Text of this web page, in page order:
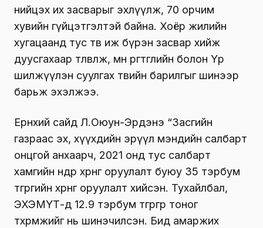
нийцэх их засварыг эхлүүлж, 70 орчим
хувийн гүйцэтгэлтэй байна. Хоёр жилийн
хугацаанд тус төв иж бүрэн засвар хийж
дуусгахаар төлөвлөж, мөн өргөтгөлийн болон Үр
шилжүүлэн суулгах төвийн барилгыг шинээр
барьж эхэлжээ.
Ерөнхий сайд Л.Оюун-Эрдэнэ “Засгийн
газраас эх, хүүхдийн эрүүл мэндийн салбарт
онцгой анхаарч, 2021 онд тус салбарт
хамгийн өндөр хөрөнгө оруулалт буюу 35 тэрбум
төгрөгийн хөрөнгө оруулалт хийсэн. Тухайлбал,
ЭХЭМҮТ-д 12.9 тэрбум төгрөгөөр тоног
төхөөрөмжийг нь шинэчилсэн. Бид амаржих